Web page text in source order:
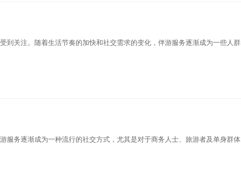
关注。随着生活节奏的加快和社交需求的变化，伴游服务逐渐成为一些人
务逐渐成为一种流行的社交方式，尤其是对于商务人士、旅游者及单身群